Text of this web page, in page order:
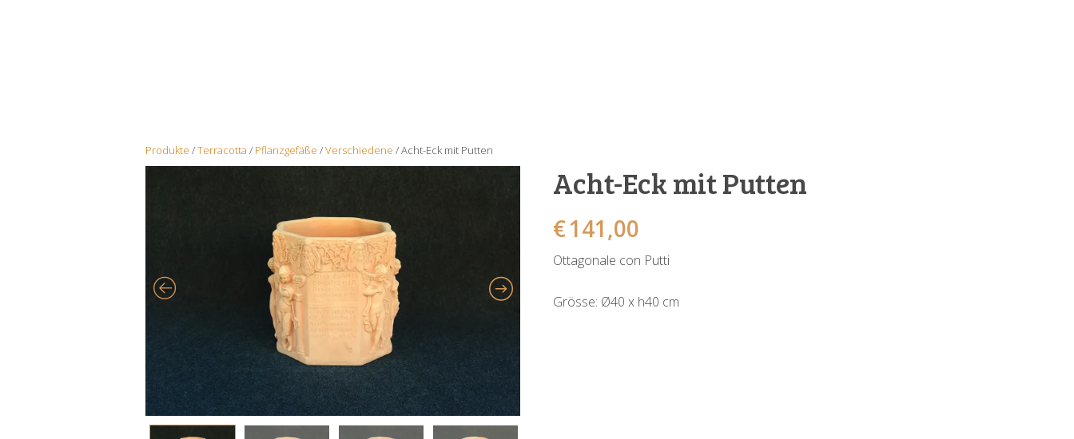
Produkte /Terracotta / Pflanzgefäße /Verschiedene / Acht-Eck mit Putten
Acht-Eck mit Putten
€141,00
Ottagonale con Putti
Grösse: Ø40 x h40 cm